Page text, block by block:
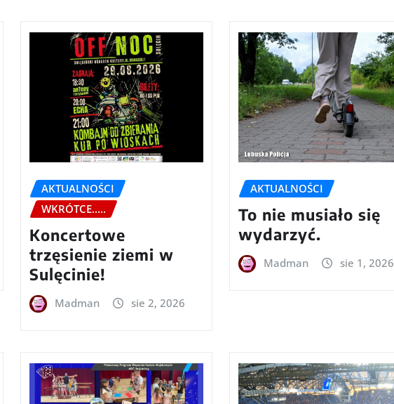
AKTUALNOŚCI
WKRÓTCE.....
Koncertowe
trzęsienie ziemi w
Sulęcinie!
Madman sie 2, 2026
AKTUALNOŚCI
To nie musiało się
wydarzyć.
Madman sie 1, 2026